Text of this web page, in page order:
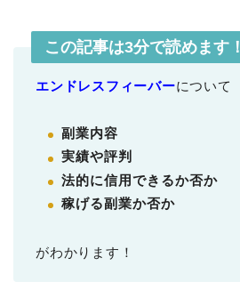
この記事は3分で読めます！
エンドレスフィーバーについて
副業内容
実績や評判
法的に信用できるか否か
稼げる副業か否か
がわかります！